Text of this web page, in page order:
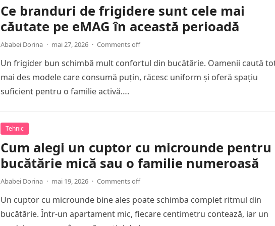
Ce branduri de frigidere sunt cele mai
căutate pe eMAG în această perioadă
Ababei Dorina · mai 27, 2026 · Comments off
Un frigider bun schimbă mult confortul din bucătărie. Oamenii caută
mai des modele care consumă puțin, răcesc uniform și oferă spațiu
suficient pentru o familie activă….
Tehnic
Cum alegi un cuptor cu microunde pentru
bucătărie mică sau o familie numeroasă
Ababei Dorina · mai 19, 2026 · Comments off
Un cuptor cu microunde bine ales poate schimba complet ritmul din
bucătărie. Într-un apartament mic, fiecare centimetru contează, iar un